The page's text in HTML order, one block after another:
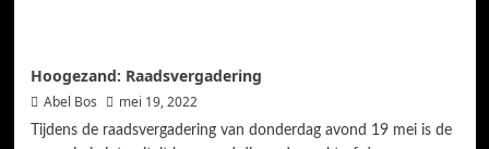
Hoogezand: Raadsvergadering
Abel Bos mei 19, 2022
Tijdens de raadsvergadering van donderdag avond 19 mei is de